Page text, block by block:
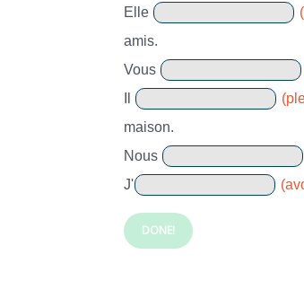
Elle
amis.
Vous
maison.
Nous
J'
DONE!